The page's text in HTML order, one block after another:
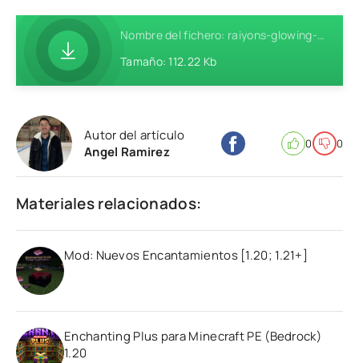
Nombre del fichero: raiyons-glowing-ores-re.mcpack
Tamaño: 112.22 Kb
Autor del artículo
Angel Ramirez
0 0
Materiales relacionados:
Mod: Nuevos Encantamientos [1.20; 1.21+]
Enchanting Plus para Minecraft PE (Bedrock)
1.20